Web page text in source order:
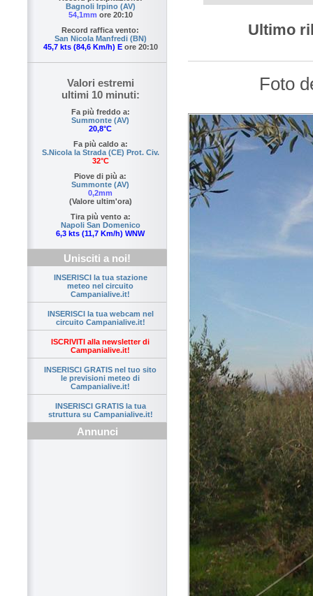
Bagnoli Irpino (AV)
54,1mm ore 20:10
Record raffica vento:
San Nicola Manfredi (BN)
45,7 kts (84,6 Km/h) Eore 20:10
Valori estremi
ultimi 10 minuti:
Fa più freddo a:
Summonte (AV)
20,8°C
Fa più caldo a:
S.Nicola la Strada (CE) Prot. Civ.
32°C
Piove di più a:
Summonte (AV)
0,2mm
(Valore ultim'ora)
Tira più vento a:
Napoli San Domenico
6,3 kts (11,7 Km/h) WNW
Unisciti a noi!
INSERISCI la tua stazione
meteo nel circuito
Campanialive.it!
INSERISCI la tua webcam nel
circuito Campanialive.it!
ISCRIVITI alla newsletter di
Campanialive.it!
INSERISCI GRATIS nel tuo sito
le previsioni meteo di
Campanialive.it!
INSERISCI GRATIS la tua
struttura su Campanialive.it!
Annunci
Ultimo
Foto